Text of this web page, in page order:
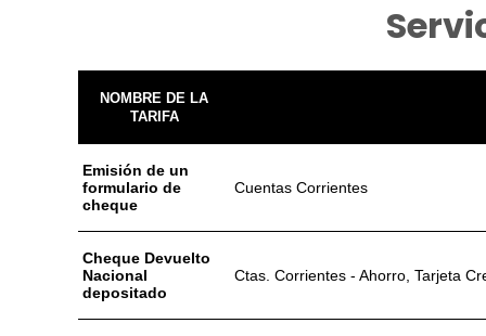
NOMBRE DE LA
TARIFA
Emisión de un
formulario de
cheque
Cuentas Corrientes
Cheque Devuelto
Nacional
depositado
Ctas. Corrientes - Ahorro, Tarjeta